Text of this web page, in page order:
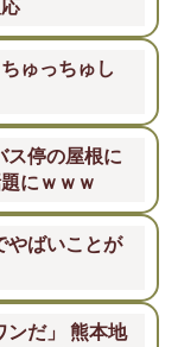
ゅっちゅし
ス停の屋根に
にｗｗｗ
やばいことが
ンだ」 熊本地